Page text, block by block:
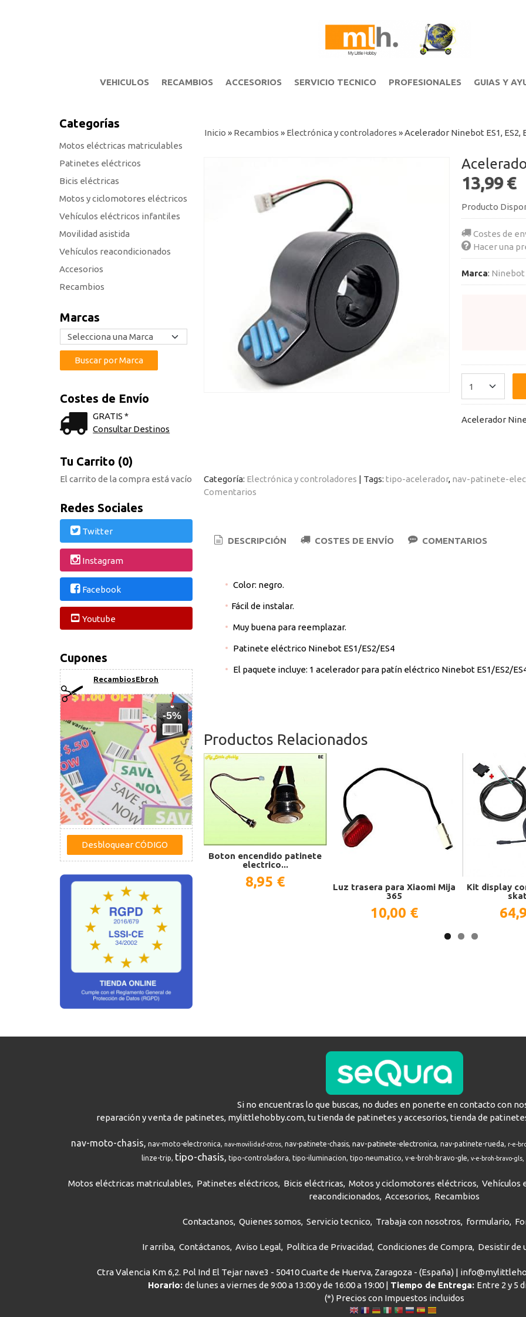
VEHICULOS RECAMBIOS ACCESORIOS SERVICIO TECNICO PROFESIONALES GUIAS Y
Categorías
Motos eléctricas matriculables
Patinetes eléctricos
Bicis eléctricas
Motos y ciclomotores eléctricos
Vehículos eléctricos infantiles
Movilidad asistida
Vehículos reacondicionados
Accesorios
Recambios
Marcas
Costes de Envío
GRATIS *
Consultar Destinos
Tu Carrito (0)
El carrito de la compra está vacío
Redes Sociales
Twitter
Instagram
Facebook
Youtube
Cupones
RecambiosEbroh
-5%
Inicio » Recambios » Electrónica y controladores »Acelerador Ninebot ES1, ES2,
13,99 €
Producto
Costes de
Hacer una
Marca: Ninebot
Acelerador
Categoría: Electrónica y controladores | Tags: tipo-acelerador nav-patinete-
Comentarios
DESCRIPCIÓN COSTES DE ENVÍO COMENTARIOS
Color: negro.
Fácil de instalar.
Muy buena para reemplazar.
Patinete eléctrico Ninebot ES1/ES2/ES4
El paquete incluye: 1 acelerador para patín eléctrico Ninebot ES1/ES2/
Productos Relacionados
Boton encendido patinete
electrico...
8,95 €
Luz trasera para Xiaomi Mija
365​
10,00 €
Kit display
Si no encuentras lo que buscas, no dudes en ponerte en contacto con
reparación y venta de patinetes, mylittlehobby.com, tu tienda de patinetes y accesorios, tienda de
nav-moto-chasis nav-moto-electronica nav-movilidad-otros nav-patinete-chasis nav-patinete-electronica nav-patinete-rueda r-e-
linze-trip tipo-chasis tipo-controladora tipo-iluminacion tipo-neumatico v-e-broh-bravo-gle v-e-broh-bravo-gls
Motos eléctricas matriculables Patinetes eléctricos Bicis eléctricas Motos y ciclomotores eléctricos Vehículos
reacondicionados Accesorios Recambios
Contactanos Quienes somos Servicio tecnico Trabaja con nosotros formulario
Ir arriba Contáctanos Aviso Legal Política de Privacidad Condiciones de Compra Desistir de
Ctra Valencia Km 6,2. Pol Ind El Tejar nave3 - 50410 Cuarte de Huerva, Zaragoza - (España) |
Horario:de lunes a viernes de 9:00 a 13:00 y de 16:00 a 19:00 | Tiempo de Entrega: Entre 2 y 5
(*) Precios con Impuestos incluidos